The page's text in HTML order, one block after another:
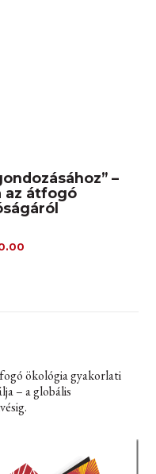
–
az átfogó
ökológia gyakorlati
– a globális